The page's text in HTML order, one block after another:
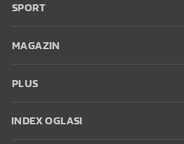
SPORT
MAGAZIN
PLUS
INDEX OGLASI